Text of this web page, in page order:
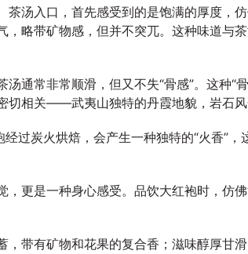
汤入口，首先感受到的是饱满的厚度，
，略带矿物感，但并不突兀。这种味道
通常非常顺滑，但又不失“骨感”。这种
切相关——武夷山独特的丹霞地貌，岩石风
过炭火烘焙，会产生一种独特的“火香”
更是一种身心感受。品饮大红袍时，仿
带有矿物和花果的复合香；滋味醇厚甘